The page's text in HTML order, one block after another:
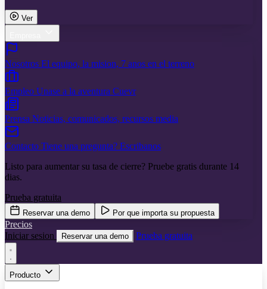
Ver
Nosotros El equipo, la mision, 7 anos en el terreno
Empleo Unase a la aventura Cuevr
Prensa Noticias, comunicados, recursos media
Contacto Tiene una pregunta? Escribanos
Listo para aumentar su tasa de cierre? Pruebe gratis durante 14
dias.
Prueba gratuita
Reservar una demo Por que importa su propuesta
Precios
Iniciar sesion
Reservar una demo Prueba gratuita
Producto